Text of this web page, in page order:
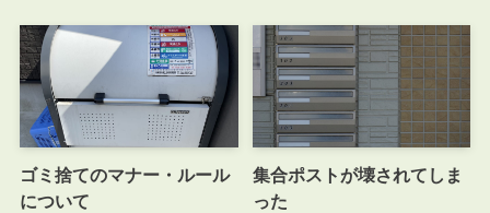
ゴミ捨てのマナー・ルール
について
集合ポストが壊されてしま
った